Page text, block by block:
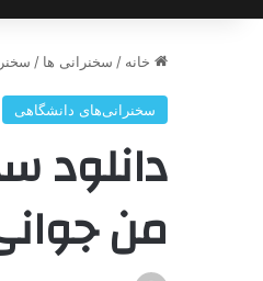
خانه / سخنرانی ها /
سخنرانی‌های دانشگاهی
دانلود
من